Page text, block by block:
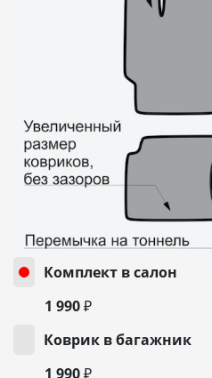
Комплект в салон
1 990 ₽
Коврик в багажник
1 990 ₽